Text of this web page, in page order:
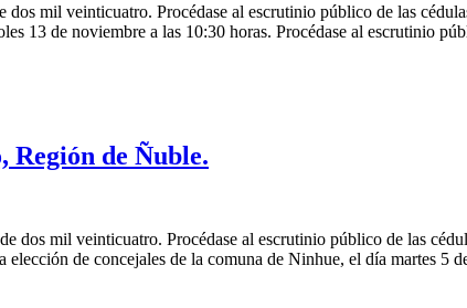
mil veinticuatro. Procédase al escrutinio público de las
13 de noviembre a las 10:30 horas. Procédase al escrutinio
de Ñuble.
dos mil veinticuatro. Procédase al escrutinio público de las
elección de concejales de la comuna de Ninhue, el día martes 5